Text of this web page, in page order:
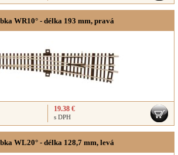
WR10° - délka 193 mm, pravá
19.38 €
s DPH
WL20° - délka 128,7 mm, levá